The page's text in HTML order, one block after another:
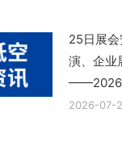
25日展
演、企业
——2026
2026-07-